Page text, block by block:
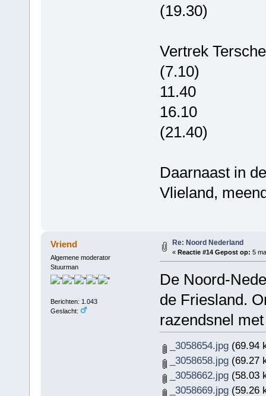
(19.30)
Vertrek
(7.10)
11.40
16.10
(21.40)
Daarnaast in
Vlieland,
Vriend
Algemene moderator
Stuurman
Berichten: 1.043
Geslacht:
Re: Noord Nederland
« Reactie #14 Gepost op: 5
De Noord-
de Friesland.
razendsnel
_3058654.jpg(69.94
_3058658.jpg(69.27
_3058662.jpg(58.03
_3058669.jpg(59.26